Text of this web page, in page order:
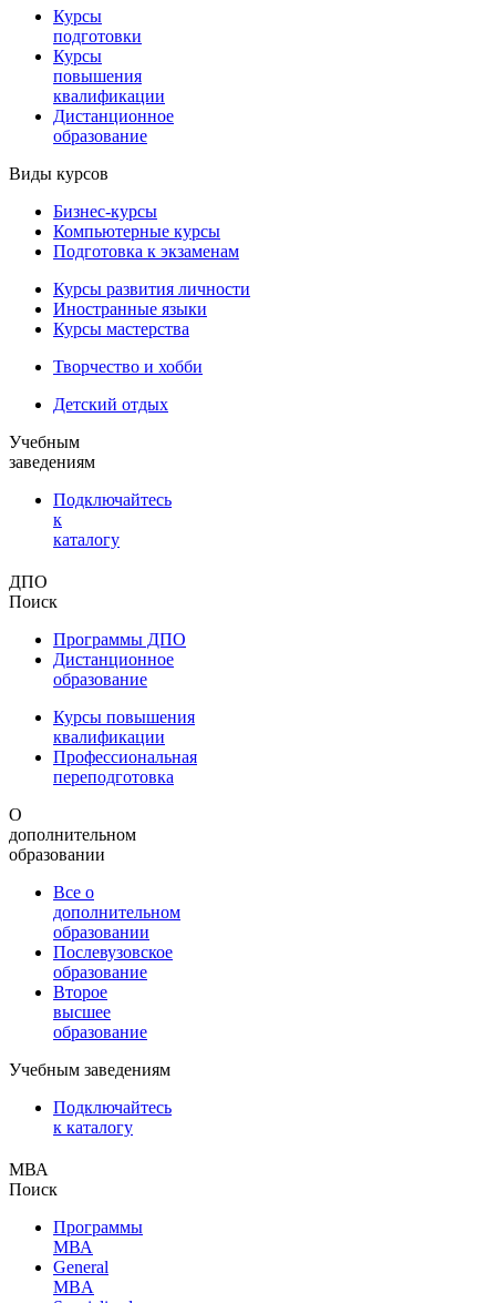
Курсы
подготовки
Курсы
повышения
квалификации
Дистанционное
образование
Виды курсов
Бизнес-курсы
Компьютерные курсы
Подготовка к экзаменам
Курсы развития личности
Иностранные языки
Курсы мастерства
Творчество и хобби
Детский отдых
Учебным
заведениям
Подключайтесь
к
каталогу
ДПО
Поиск
Программы ДПО
Дистанционное
образование
Курсы повышения
квалификации
Профессиональная
переподготовка
О
дополнительном
образовании
Все о
дополнительном
образовании
Послевузовское
образование
Второе
высшее
образование
Учебным заведениям
Подключайтесь
к каталогу
МВА
Поиск
Программы
МВА
General
MBA